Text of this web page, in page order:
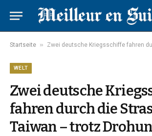
Startseite » Zwei deutsche Kriegsschiffe fahren durch die Strasse von
WELT
Zwei deutsche
fahren durch die
Taiwan – trotz